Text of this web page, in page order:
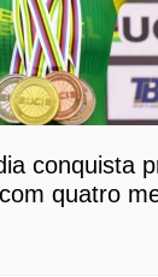
conquista
quatro